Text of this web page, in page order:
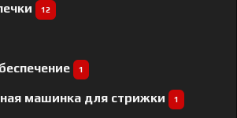
12
1
машинка для стрижки 1